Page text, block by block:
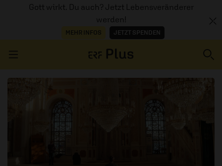
Gott wirkt. Du auch? Jetzt Lebensveränderer
werden!
MEHR INFOS JETZT SPENDEN
ERZÄHL MAL